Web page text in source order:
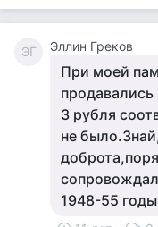
ЭГ Эллин Греков
При моей
продавались
3 рубля
не
1948-55